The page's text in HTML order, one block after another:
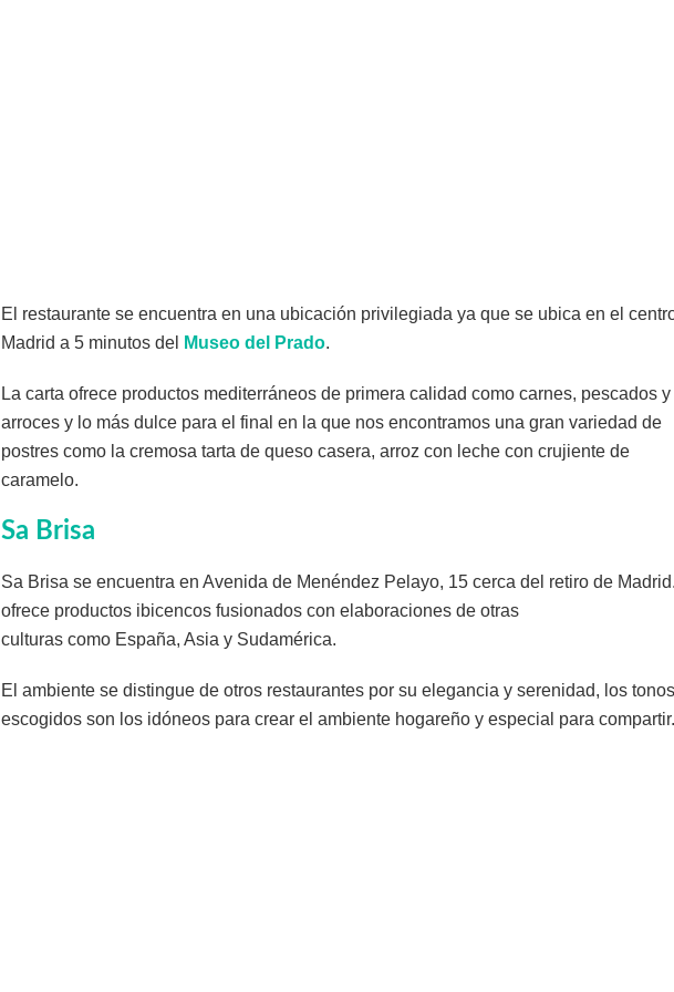
El restaurante se encuentra en una ubicación privilegiada ya que se ubica en el
Madrid a 5 minutos del
Museo del Prado.
La carta ofrece productos mediterráneos de primera calidad como carnes, pescados y
arroces y lo más dulce para el final en la que nos encontramos una gran variedad de
postres como la cremosa tarta de queso casera, arroz con leche con crujiente de
caramelo.
Sa Brisa
Sa Brisa se encuentra en Avenida de Menéndez Pelayo, 15 cerca del retiro de
ofrece productos ibicencos fusionados con elaboraciones de otras
culturas como España, Asia y Sudamérica.
El ambiente se distingue de otros restaurantes por su elegancia y serenidad, los tonos
escogidos son los idóneos para crear el ambiente hogareño y especial para compartir.